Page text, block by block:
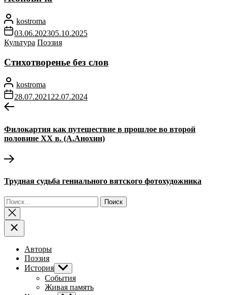
kostroma
03.06.202305.10.2025
Культура Поэзия
Стихотворенье без слов
kostroma
28.07.2021 22.07.2024
Навигация
записям
Предыдущая
Филокартия как путешествие в прошлое во второй
половине ХХ в. (А.Анохин)
Следующая
Трудная судьба гениального вятского фотохудожника
Найти:
Авторы
Поэзия
История Показывать
подменю
События
Живая память